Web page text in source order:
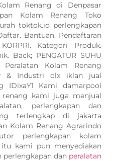
Renang di Denpasar
Kolam Renang Toko
toktok.id perlengkapan
Bantuan. Pendaftaran
Kategori Produk.
Back; PENGATUR SUHU
Peralatan Kolam Renang
& Industri olx iklan jual
IDixaY1 Kami damarpool
kami juga menjual
perlengkapan dan
terlengkap di jakarta
Kolam Renang Agrarindo
perlengkapan kolam
kami pun menyediakan
perlengkapan dan peralatan